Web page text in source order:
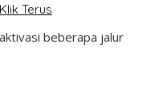
Terus
beberapa jalur